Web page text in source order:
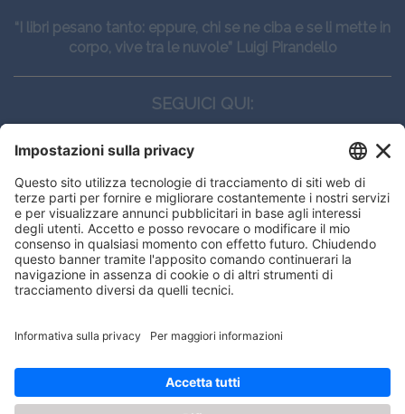
“I libri pesano tanto: eppure, chi se ne ciba e se li mette in
corpo, vive tra le nuvole” Luigi Pirandello
SEGUICI QUI:
CONTATTI
Edi.Ermes srl
Viale E. Forlanini, 21 - 20134, Milano
(+39)027021121
E-mail:eeinfo@eenet.it
ORARI
Lunedì — Giovedì: - 08:30 - 13:00 – 14:00 - 17:30
Venerdì: - 08:30 - 13:00 – 14:00 - 16:00
offrirti la migliore navigazione
OK